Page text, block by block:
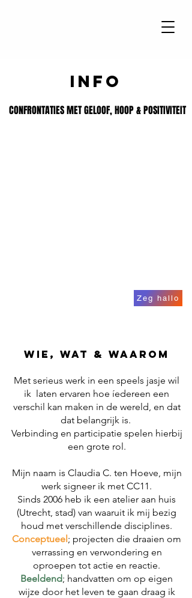
info
CONFRONTATIES MET GELOOF, HOOP & POSITIVITEIT
CONFRONTATIES MET GELOOF, HOOP & POSITIVITEIT
Zeg hallo
wie, wat & waarom
Met serieus werk in een speels jasje wil
ik laten ervaren hoe íedereen een
verschil kan maken in de wereld, en dat
dat belangrijk is.
Verbinding en participatie spelen hierbij
een grote rol.
Mijn naam is Claudia C. ten Hoeve, mijn
werk signeer ik met CC11.
Sinds 2006 heb ik een atelier aan huis
(Utrecht, stad) van waaruit ik mij bezig
houd met verschillende disciplines.
Conceptueel; projecten die draaien om
verrassing en verwondering en
oproepen tot actie en reactie.
Beeldend; handvatten om op eigen
wijze door het leven te gaan draag ik